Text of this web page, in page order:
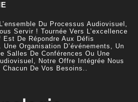
Du Processus Audiovisuel,
Servir ! Tournée Vers L’excellence
De Répondre Aux Défis
Une Organisation D’événements, Un
Salles De Conférences Ou Une
Notre Offre Intégrée Nous
Chacun De Vos Besoins..